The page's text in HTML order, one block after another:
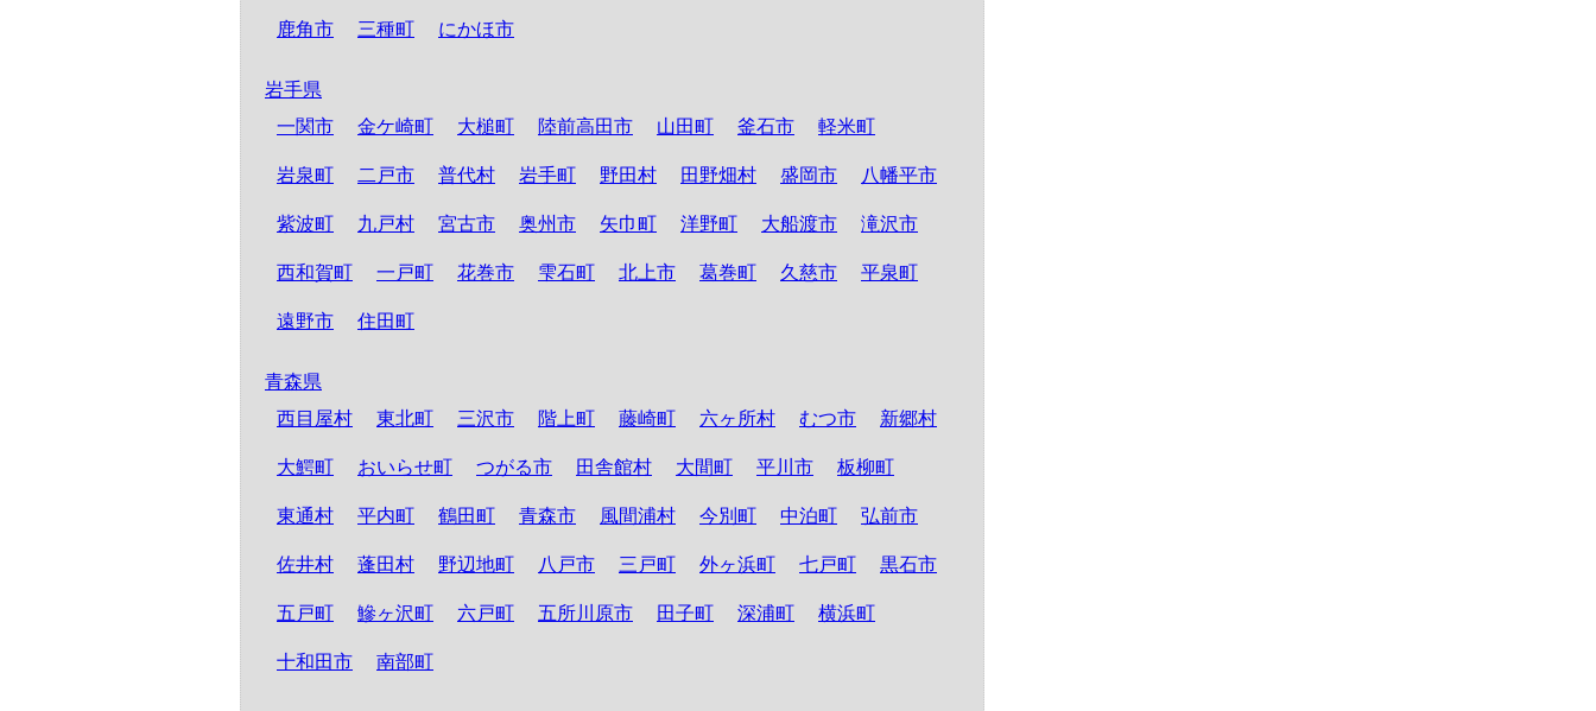
鹿角市 三種町 にかほ市
岩手県
一関市
金ケ崎町 大槌町 陸前高田市 山田町 釜石市 軽米町
岩泉町 二戸市 普代村 岩手町 野田村 田野畑村 盛岡市 八幡平市
紫波町 九戸村 宮古市 奥州市 矢巾町 洋野町 大船渡市 滝沢市
西和賀町 一戸町 花巻市 雫石町 北上市 葛巻町 久慈市 平泉町
遠野市 住田町
青森県
西目屋村
東北町 三沢市 階上町 藤崎町 六ヶ所村 むつ市 新郷村
大鰐町 おいらせ町 つがる市 田舎館村 大間町 平川市 板柳町
東通村 平内町 鶴田町 青森市 風間浦村 今別町 中泊町 弘前市
佐井村 蓬田村 野辺地町 八戸市 三戸町 外ヶ浜町 七戸町 黒石市
五戸町 鰺ヶ沢町 六戸町 五所川原市 田子町 深浦町 横浜町
十和田市 南部町